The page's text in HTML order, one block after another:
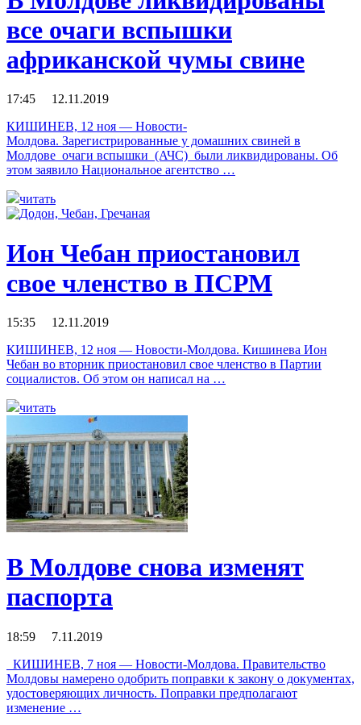
все очаги вспышки
африканской чумы свине
17:45 12.11.2019
КИШИНЕВ, 12 ноя — Новости-
Молдова. Зарегистрированные у домашних свиней в
Молдове очаги вспышки (АЧС) были ликвидированы. Об
этом заявило Национальное агентство …
читать
Ион Чебан приостановил
свое членство в ПСРМ
15:35 12.11.2019
КИШИНЕВ, 12 ноя — Новости-Молдова. Кишинева Ион
Чебан во вторник приостановил свое членство в Партии
социалистов. Об этом он написал на …
читать
В Молдове снова изменят
паспорта
18:59 7.11.2019
КИШИНЕВ, 7 ноя — Новости-Молдова. Правительство
Молдовы намерено одобрить поправки к закону о документах,
удостоверяющих личность. Поправки предполагают
изменение …